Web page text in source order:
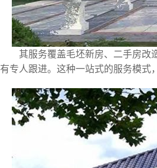
其服务覆盖毛坯新房、二手房改
有专人跟进。这种一站式的服务模式